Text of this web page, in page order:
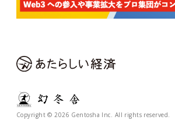
Copyright © 2026 Gentosha Inc. All rights reserved.